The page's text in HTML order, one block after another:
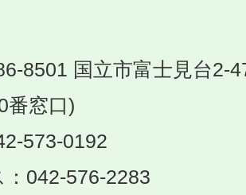
8501 国立市富士見台2-
番窓口)
573-0192
042-576-2283